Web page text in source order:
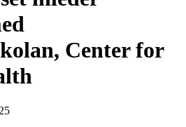
Center for